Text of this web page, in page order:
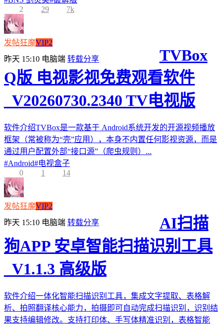
2
29 7k
发帖狂魔VIP2
昨天 15:10 电脑端 转载分享
TVBox
Q版 电视影视免费观看软件
_V20260730.2340 TV电视版
软件介绍TVBox是一款基于 Android系统开发的开源视频播放
框架（常被称为“壳”应用），本身不内置任何影视资源，而是
通过用户配置外部“接口源”（爬虫规则）...
#Android#电视盒子
0
1 14
发帖狂魔VIP2
昨天 15:10 电脑端 转载分享
AI扫描
狗APP 安卓智能扫描识别工具
_V1.1.3 高级版
软件介绍一体化智能扫描识别工具，集成文字提取、表格解
析、拍照翻译核心能力，拍摄即可自动完成扫描识别，识别结
果支持编辑修改。支持打印体、手写体精准识别，表格智能